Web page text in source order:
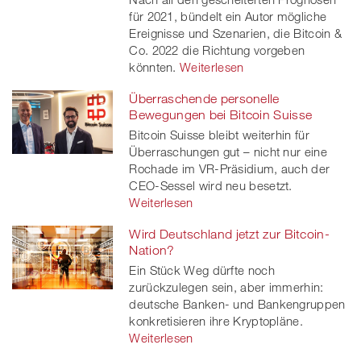
für 2021, bündelt ein Autor mögliche
Ereignisse und Szenarien, die Bitcoin &
Co. 2022 die Richtung vorgeben
könnten. Weiterlesen
Überraschende personelle
Bewegungen bei Bitcoin Suisse
Bitcoin Suisse bleibt weiterhin für
Überraschungen gut – nicht nur eine
Rochade im VR-Präsidium, auch der
CEO-Sessel wird neu besetzt.
Weiterlesen
Wird Deutschland jetzt zur Bitcoin-
Nation?
Ein Stück Weg dürfte noch
zurückzulegen sein, aber immerhin:
deutsche Banken- und Bankengruppen
konkretisieren ihre Kryptopläne.
Weiterlesen